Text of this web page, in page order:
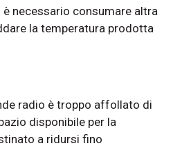
necessario consumare altra
la temperatura prodotta
radio è troppo affollato di
disponibile per la
a ridursi fino